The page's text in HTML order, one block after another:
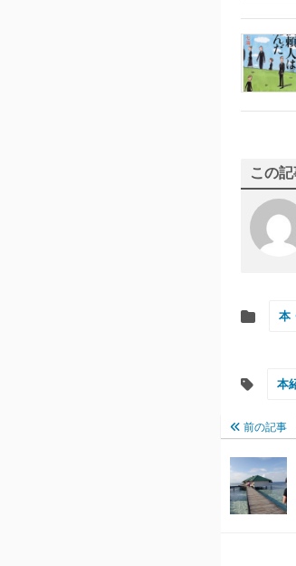
この
本
本
前の記事